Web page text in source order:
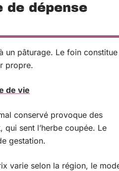
de dépense
un pâturage. Le foin constitue
propre.
de vie
conservé provoque des
sent l’herbe coupée. Le
gestation.
varie selon la région, le